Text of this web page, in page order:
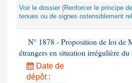
Voir le dossier (Renforcer le principe
tenues ou de signes ostensiblement
N° 1878 - Proposition de loi de
étrangers en situation irrégulière
Date de
dépôt :